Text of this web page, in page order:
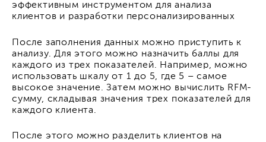
эффективным инструментом для анализа
клиентов и разработки персонализированных
После заполнения данных можно приступить к
анализу. Для этого можно назначить баллы для
каждого из трех показателей. Например, можно
использовать шкалу от 1 до 5, где 5 – самое
высокое значение. Затем можно вычислить RFM-
сумму, складывая значения трех показателей для
каждого клиента.
После этого можно разделить клиентов на